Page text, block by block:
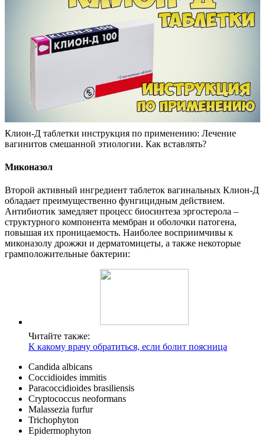
Клион-Д таблетки инструкция по применению: Лечение
вагинитов смешанной этиологии. Как вставлять?
Миконазол
Второй активный ингредиент таблеток вагинальных Клион-Д
обладает преимущественно фунгицидным действием.
Антибиотик замедляет процесс биосинтеза эргостерола –
структурного компонента мембран и оболочки патогена,
повышая их проницаемость. Наиболее восприимчивы к
миконазолу дрожжи и дерматомицеты, а также некоторые
грамположительные бактерии:
Читайте также:
К какому врачу обратиться, если болит поясница
Candida albicans
Coccidioides immitis
Paracoccidioides brasiliensis
Cryptococcus neoformans
Malassezia furfur
Trichophyton
Epidermophyton